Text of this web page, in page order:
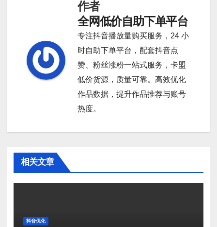
作者
全网低价自助下单平台
专注抖音播放量购买服务，24 小
时自助下单平台，配套抖音点
赞、粉丝涨粉一站式服务，卡盟
低价货源，质量可靠。高效优化
作品数据，提升作品推荐与账号
热度。
相关文章
抖音优化